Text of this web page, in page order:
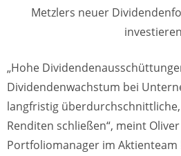
Metzlers neuer
„Hohe
Dividendenwachstum bei
langfristig
Renditen schließen“, meint
Portfoliomanager im Aktienteam